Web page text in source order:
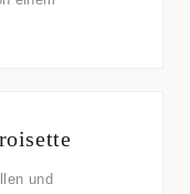
und